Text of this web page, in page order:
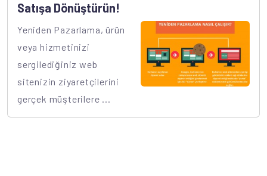
Satışa Dönüştürün!
Yeniden Pazarlama, ürün
veya hizmetinizi
sergilediğiniz web
sitenizin ziyaretçilerini
gerçek müşterilere ...